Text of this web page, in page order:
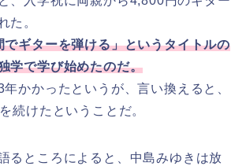
た。
でギターを弾ける」というタイトルの
学で学び始めたのだ。
かかったというが、言い換えると、
続けたということだ。
るところによると、中島みゆきは放